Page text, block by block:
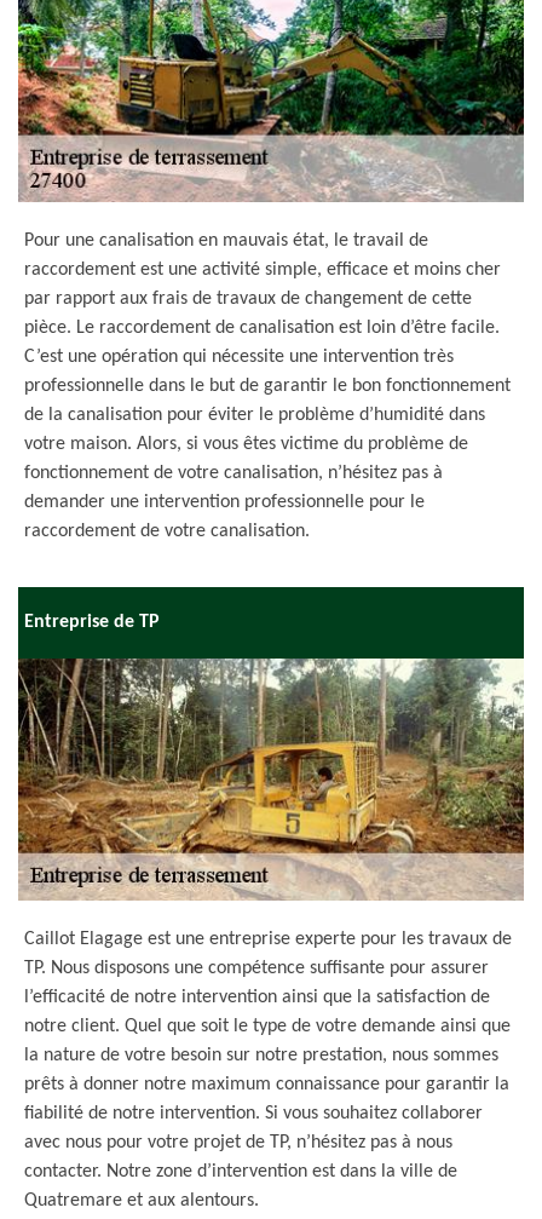
Pour une canalisation en mauvais état, le travail de
raccordement est une activité simple, efficace et moins cher
par rapport aux frais de travaux de changement de cette
pièce. Le raccordement de canalisation est loin d’être facile.
C’est une opération qui nécessite une intervention très
professionnelle dans le but de garantir le bon fonctionnement
de la canalisation pour éviter le problème d’humidité dans
votre maison. Alors, si vous êtes victime du problème de
fonctionnement de votre canalisation, n’hésitez pas à
demander une intervention professionnelle pour le
raccordement de votre canalisation.
Entreprise de TP
Caillot Elagage est une entreprise experte pour les travaux de
TP. Nous disposons une compétence suffisante pour assurer
l’efficacité de notre intervention ainsi que la satisfaction de
notre client. Quel que soit le type de votre demande ainsi que
la nature de votre besoin sur notre prestation, nous sommes
prêts à donner notre maximum connaissance pour garantir la
fiabilité de notre intervention. Si vous souhaitez collaborer
avec nous pour votre projet de TP, n’hésitez pas à nous
contacter. Notre zone d’intervention est dans la ville de
Quatremare et aux alentours.